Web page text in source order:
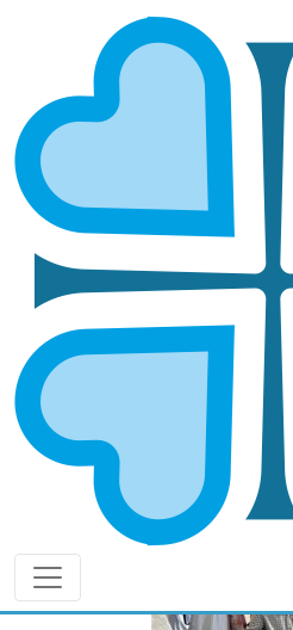
ПУТЕШЕСТВИЕ В
САМАРЫ
ПУТЕШЕСТВИЕ В МИР ИСКУССТВА
Как сестры милосердия
Обители
Сестры